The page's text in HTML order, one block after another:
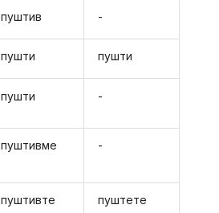
пуштив
пушти
пушти
пуштивме
пуштивте
-
пушти
-
-
пуштете